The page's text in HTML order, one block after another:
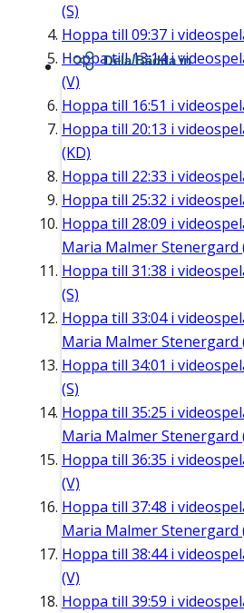
(S)
Hoppa till 09:37 i
Hoppa till13:14i
(V)
Hoppa till 16:51 i
Hoppa till 20:13 i
(KD)
Hoppa till 22:33 i
Hoppa till 25:32 i
Hoppa till 28:09 i
Maria Malmer Stenergard
Hoppa till 31:38 i
(S)
Hoppa till 33:04i
Maria Malmer Stenergard
Hoppa till 34:01 i
(S)
Hoppa till 35:25 i
Maria Malmer Stenergard
Hoppa till 36:35 i
(V)
Hoppa till 37:48 i
Maria Malmer Stenergard
Hoppa till 38:44i
(V)
Hoppa till 39:59 i
Dela/Bädda in